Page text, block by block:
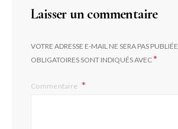
Laisser un commentaire
VOTRE ADRESSE E-MAIL NE SERA PAS PUBLIÉE.
OBLIGATOIRES SONT INDIQUÉS AVEC*
Commentaire